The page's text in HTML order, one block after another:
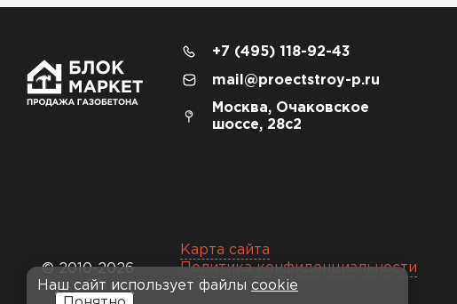
© 2010-2026
+7 (495) 118-92-43
mail@proectstroy-p.ru
Москва, Очаковское
шоссе, 28с2
Карта сайта
Политика конфиденциальности
Наш сайт использует файлы cookie